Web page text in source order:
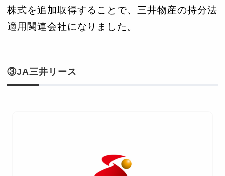
株式を追加取得することで、三井物産の持分法
適用関連会社になりました。
③JA三井リース